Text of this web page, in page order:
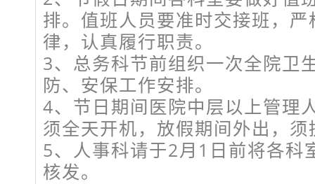
排。值班人员要准时交接班，
律，认真履行职责。
3、总务科节前组织一次全院卫
防、安保工作安排。
4、节日期间医院中层以上管理
须全天开机，放假期间外出，
5、人事科请于2月1日前将各科
核发。